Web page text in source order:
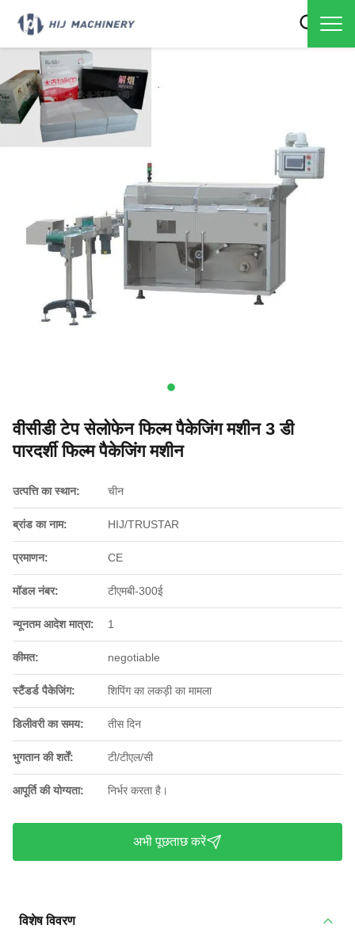
वीसीडी टेप सेलोफेन फिल्म पैकेजिंग मशीन 3 डी
पारदर्शी फिल्म पैकेजिंग मशीन
उत्पत्ति का स्थान: चीन
ब्रांड का नाम: HIJ/TRUSTAR
प्रमाणन: CE
मॉडल नंबर: टीएमबी-300ई
न्यूनतम आदेश मात्रा: 1
कीमत: negotiable
स्टैंडर्ड पैकेजिंग: शिपिंग का लकड़ी का मामला
डिलीवरी का समय: तीस दिन
भुगतान की शर्तें: टी/टीएल/सी
आपूर्ति की योग्यता: निर्भर करता है।
अभी पूछताछ करें
विशेष विवरण